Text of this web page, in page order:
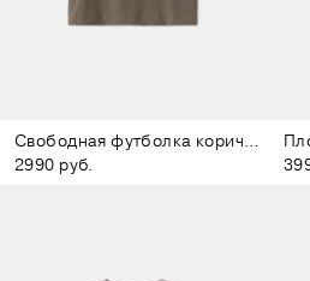
Свободная футболка коричневая
2990 руб.